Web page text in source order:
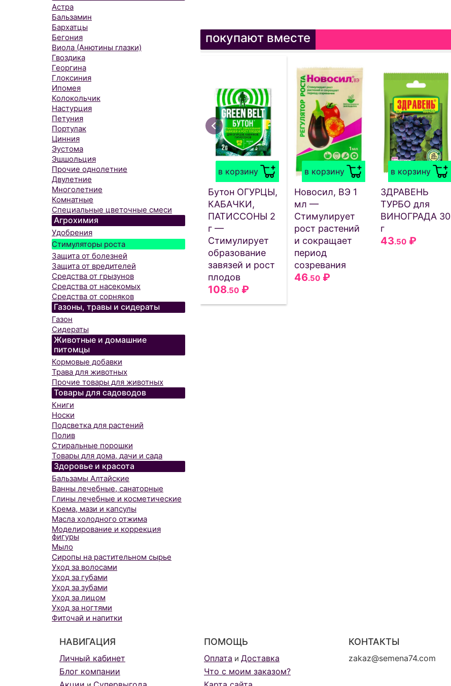
Астра
Бальзамин
Бархатцы
Бегония
Виола (Анютины глазки)
Гвоздика
Георгина
Глоксиния
Ипомея
Колокольчик
Настурция
Петуния
Портулак
Цинния
Эустома
Эшшольция
Прочие однолетние
Двулетние
Многолетние
Комнатные
Специальные цветочные смеси
Агрохимия
Удобрения
Стимуляторы роста
Защита от болезней
Защита от вредителей
Средства от грызунов
Средства от насекомых
Средства от сорняков
Газоны, травы и сидераты
Газон
Сидераты
Животные и домашние
питомцы
Кормовые добавки
Трава для животных
Прочие товары для животных
Товары для садоводов
Книги
Носки
Подсветка для растений
Полив
Стиральные порошки
Товары для дома, дачи и сада
Здоровье и красота
Бальзамы Алтайские
Ванны лечебные, санаторные
Глины лечебные и косметические
Крема, мази и капсулы
Масла холодного отжима
Моделирование и коррекция
фигуры
Мыло
Сиропы на растительном сырье
Уход за волосами
Уход за губами
Уход за зубами
Уход за лицом
Уход за ногтями
Фиточай и напитки
покупают вместе
в корзину
Бутон ОГУРЦЫ,
КАБАЧКИ,
ПАТИССОНЫ 2
г —
Стимулирует
образование
завязей и рост
плодов
108.50₽
в корзину
Новосил, ВЭ 1
мл —
Стимулирует
рост растений
и сокращает
период
созревания
46.50₽
в корзину
ЗДРАВЕНЬ
ТУРБО для
ВИНОГРАДА 30
г
43.50₽
НАВИГАЦИЯ
Личный кабинет
Блог компании
ПОМОЩЬ
Оплата и Доставка
Что с моим заказом?
КОНТАКТЫ
zakaz@semena74.com